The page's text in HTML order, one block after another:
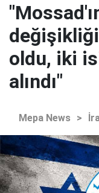
değişikliği
oldu, iki
alındı"
Mepa News >